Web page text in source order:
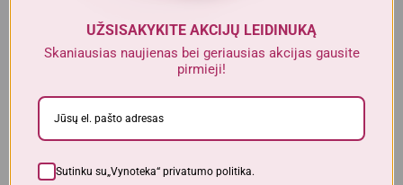
kiekis yra ribotas.
Dėmesio!Alkoholinius gėrimus gali įsigyti tik asmenys,
kuriems yra
ne mažiau kaip 20 metų
UŽSISAKYKITE AKCIJŲ LEIDINUKĄ
Skaniausias naujienas bei geriausias akcijas gausite
pirmieji!
Sutinku su„Vynoteka“ privatumo politika.